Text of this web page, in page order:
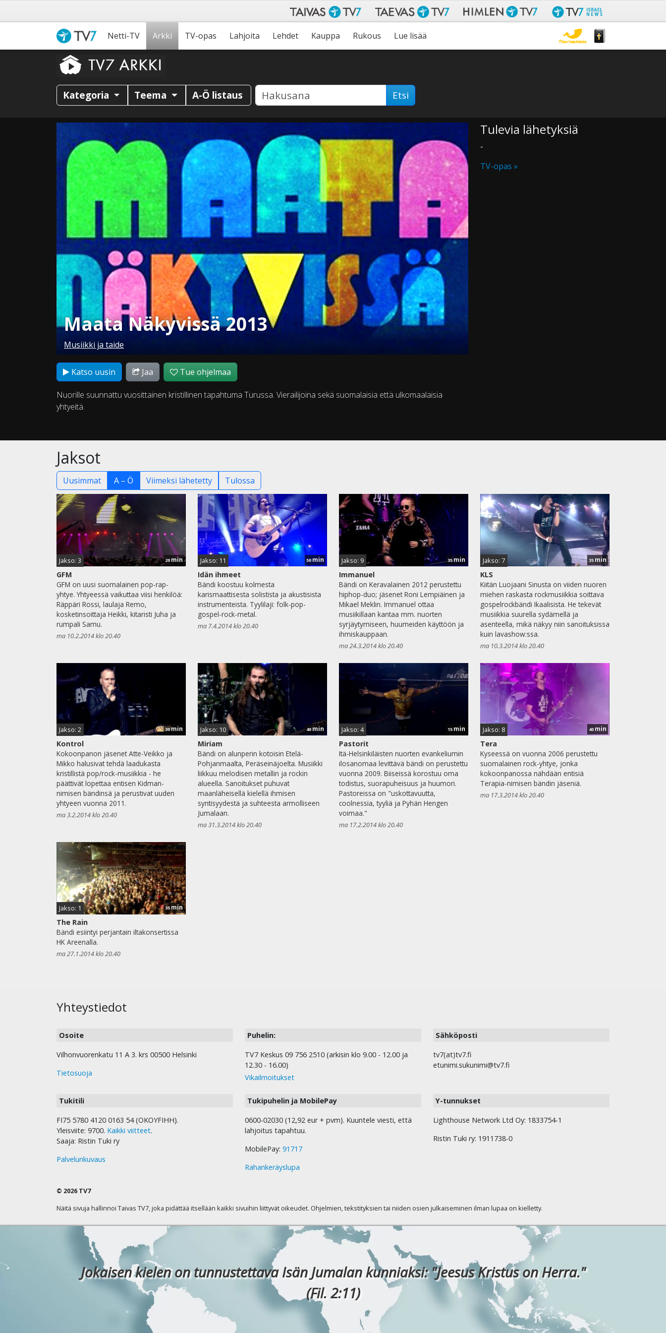
Netti-TV Arkki TV-opas Lahjoita Lehdet Kauppa Rukous Lue lisää
Kategoria Teema A-Ö listaus Etsi
Maata Näkyvissä 2013
Musiikki ja taide
Katso uusin Jaa Tue ohjelmaa
Nuorille suunnattu vuosittainen kristillinen tapahtuma Turussa. Vierailijoina sekä suomalaisia että ulkomaalaisia
yhtyeitä.
Tulevia lähetyksiä
-
TV-opas »
Jaksot
Uusimmat A – Ö Viimeksi lähetetty Tulossa
Jakso: 3 20min
GFM
GFM on uusi suomalainen pop-rap-
yhtye. Yhtyeessä vaikuttaa viisi henkilöä:
Räppäri Rossi, laulaja Remo,
kosketinsoittaja Heikki, kitaristi Juha ja
rumpali Samu.
ma 10.2.2014 klo 20.40
Jakso: 11 50 min
Idän ihmeet
Bändi koostuu kolmesta
karismaattisesta solistista ja akustisista
instrumenteista. Tyylilaji: folk-pop-
gospel-rock-metal.
ma 7.4.2014 klo 20.40
Jakso: 9 35min
Immanuel
Bändi on Keravalainen 2012 perustettu
hiphop-duo; jäsenet Roni Lempiäinen ja
Mikael Meklin. Immanuel ottaa
musiikillaan kantaa mm. nuorten
syrjäytymiseen, huumeiden käyttöön ja
ihmiskauppaan.
ma 24.3.2014 klo 20.40
Jakso: 7 35 min
KLS
Kiitän Luojaani Sinusta on viiden nuoren
miehen raskasta rockmusiikkia soittava
gospelrockbändi Ikaalisista. He tekevät
musiikkia suurella sydämellä ja
asenteella, mikä näkyy niin sanoituksissa
kuin lavashow:ssa.
ma 10.3.2014 klo 20.40
Jakso: 2 30min
Kontrol
Kokoonpanon jäsenet Atte-Veikko ja
Mikko halusivat tehdä laadukasta
kristillistä pop/rock-musiikkia - he
päättivät lopettaa entisen Kidman-
nimisen bändinsä ja perustivat uuden
yhtyeen vuonna 2011.
ma 3.2.2014 klo 20.40
Jakso: 10 40 min
Miriam
Bändi on alunperin kotoisin Etelä-
Pohjanmaalta, Peräseinäjoelta. Musiikki
liikkuu melodisen metallin ja rockin
alueella. Sanoitukset puhuvat
maanläheisellä kielellä ihmisen
syntisyydestä ja suhteesta armolliseen
Jumalaan.
ma 31.3.2014 klo 20.40
Jakso: 4 15 min
Pastorit
Itä-Helsinkiläisten nuorten evankeliumin
ilosanomaa levittävä bändi on perustettu
vuonna 2009. Biiseissä korostuu oma
todistus, suorapuheisuus ja huumori.
Pastoreissa on "uskottavuutta,
coolnessia, tyyliä ja Pyhän Hengen
voimaa."
ma 17.2.2014 klo 20.40
Jakso: 8 40 min
Tera
Kyseessä on vuonna 2006 perustettu
suomalainen rock-yhtye, jonka
kokoonpanossa nähdään entisiä
Terapia-nimisen bändin jäseniä.
ma 17.3.2014 klo 20.40
Jakso: 1 35min
The Rain
Bändi esiintyi perjantain iltakonsertissa
HK Areenalla.
ma 27.1.2014 klo 20.40
Yhteystiedot
Osoite
Vilhonvuorenkatu 11 A 3. krs 00500 Helsinki
Tietosuoja
Puhelin:
TV7 Keskus 09 756 2510 (arkisin klo 9.00 - 12.00 ja
12.30 - 16.00)
Vikailmoitukset
Sähköposti
tv7(at)tv7.fi
etunimi.sukunimi@tv7.fi
Tukitili
FI75 5780 4120 0163 54 (OKOYFIHH).
Yleisviite: 9700. Kaikki viitteet.
Saaja: Ristin Tuki ry
Palvelunkuvaus
Tukipuhelin ja MobilePay
0600-02030 (12,92 eur + pvm). Kuuntele viesti, että
lahjoitus tapahtuu.
MobilePay: 91717
Rahankeräyslupa
Y-tunnukset
Lighthouse Network Ltd Oy: 1833754-1
Ristin Tuki ry: 1911738-0
© 2026 TV7
Näitä sivuja hallinnoi Taivas TV7, joka pidättää itsellään kaikki sivuihin liittyvät oikeudet. Ohjelmien, tekstityksien tai niiden osien julkaiseminen ilman lupaa on kielletty.
Jokaisen kielen on tunnustettava Isän Jumalan kunniaksi: "Jeesus Kristus on Herra."
(Fil. 2:11)